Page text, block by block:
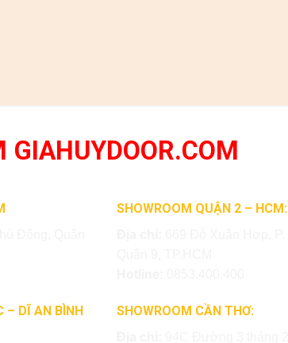
GIAHUYDOOR.COM
– DĨ AN BÌNH
SHOWROOM QUẬN 2 – HCM:
SHOWROOM CẦN THƠ: